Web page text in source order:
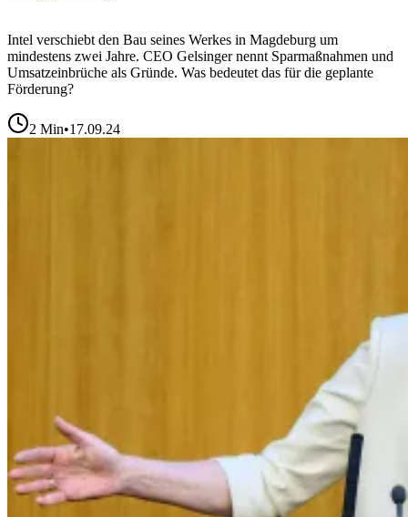
Intel verschiebt den Bau seines Werkes in Magdeburg um
mindestens zwei Jahre. CEO Gelsinger nennt Sparmaßnahmen und
Umsatzeinbrüche als Gründe. Was bedeutet das für die geplante
Förderung?
2 Min•17.09.24